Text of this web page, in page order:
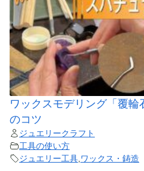
ワックスモデリング「覆
のコツ
ジュエリークラフト
工具の使い方
ジュエリー工具 ワックス・鋳造